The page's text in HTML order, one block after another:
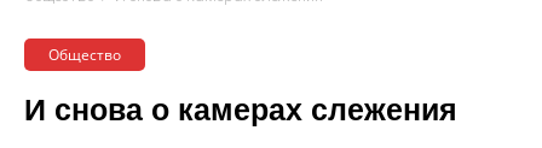
Общество
И снова о камерах слежения